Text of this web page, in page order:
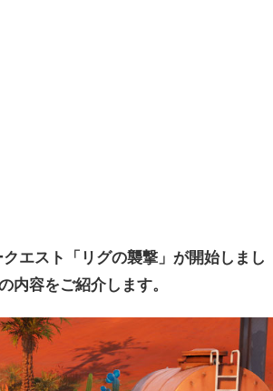
エスト「リグの襲撃」が開始しまし
内容をご紹介します。